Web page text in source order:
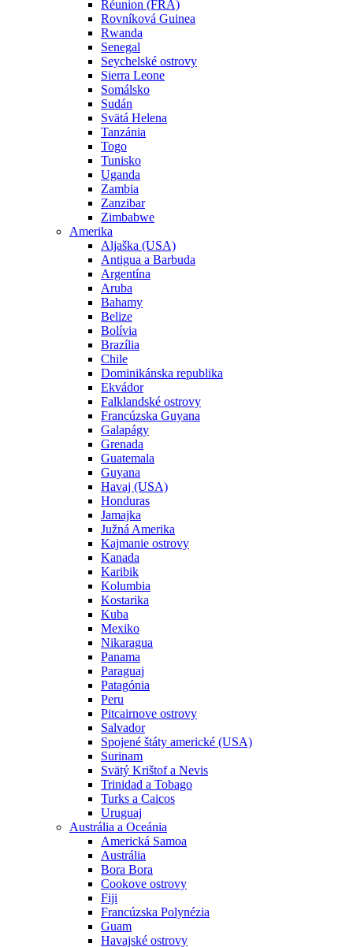
Réunion (FRA)
Rovníková Guinea
Rwanda
Senegal
Seychelské ostrovy
Sierra Leone
Somálsko
Sudán
Svätá Helena
Tanzánia
Togo
Tunisko
Uganda
Zambia
Zanzibar
Zimbabwe
Amerika
Aljaška (USA)
Antigua a Barbuda
Argentína
Aruba
Bahamy
Belize
Bolívia
Brazília
Chile
Dominikánska republika
Ekvádor
Falklandské ostrovy
Francúzska Guyana
Galapágy
Grenada
Guatemala
Guyana
Havaj (USA)
Honduras
Jamajka
Južná Amerika
Kajmanie ostrovy
Kanada
Karibik
Kolumbia
Kostarika
Kuba
Mexiko
Nikaragua
Panama
Paraguaj
Patagónia
Peru
Pitcairnove ostrovy
Salvador
Spojené štáty americké (USA)
Surinam
Svätý Krištof a Nevis
Trinidad a Tobago
Turks a Caicos
Uruguaj
Austrália a Oceánia
Americká Samoa
Austrália
Bora Bora
Cookove ostrovy
Fiji
Francúzska Polynézia
Guam
Havajské ostrovy